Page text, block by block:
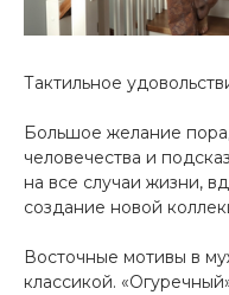
Тактильное
Большое желание
человечества и
на все случаи жизни,
создание новой
Восточные мотивы в
классикой.